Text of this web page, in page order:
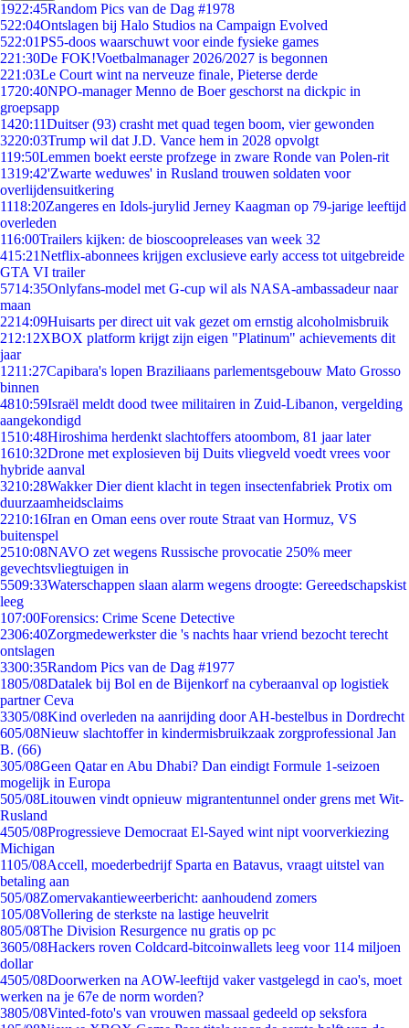
1922:45Random Pics van de Dag #1978
522:04Ontslagen bij Halo Studios na Campaign Evolved
522:01PS5-doos waarschuwt voor einde fysieke games
221:30De FOK!Voetbalmanager 2026/2027 is begonnen
221:03Le Court wint na nerveuze finale, Pieterse derde
1720:40NPO-manager Menno de Boer geschorst na dickpic in
groepsapp
1420:11Duitser (93) crasht met quad tegen boom, vier gewonden
3220:03Trump wil dat J.D. Vance hem in 2028 opvolgt
119:50Lemmen boekt eerste profzege in zware Ronde van Polen-rit
1319:42'Zwarte weduwes' in Rusland trouwen soldaten voor
overlijdensuitkering
1118:20Zangeres en Idols-jurylid Jerney Kaagman op 79-jarige leeftijd
overleden
116:00Trailers kijken: de bioscoopreleases van week 32
415:21Netflix-abonnees krijgen exclusieve early access tot uitgebreide
GTA VI trailer
5714:35Onlyfans-model met G-cup wil als NASA-ambassadeur naar
maan
2214:09Huisarts per direct uit vak gezet om ernstig alcoholmisbruik
212:12XBOX platform krijgt zijn eigen "Platinum" achievements dit
jaar
1211:27Capibara's lopen Braziliaans parlementsgebouw Mato Grosso
binnen
4810:59Israël meldt dood twee militairen in Zuid-Libanon, vergelding
aangekondigd
1510:48Hiroshima herdenkt slachtoffers atoombom, 81 jaar later
1610:32Drone met explosieven bij Duits vliegveld voedt vrees voor
hybride aanval
3210:28Wakker Dier dient klacht in tegen insectenfabriek Protix om
duurzaamheidsclaims
2210:16Iran en Oman eens over route Straat van Hormuz, VS
buitenspel
2510:08NAVO zet wegens Russische provocatie 250% meer
gevechtsvliegtuigen in
5509:33Waterschappen slaan alarm wegens droogte: Gereedschapskist
leeg
107:00Forensics: Crime Scene Detective
2306:40Zorgmedewerkster die 's nachts haar vriend bezocht terecht
ontslagen
3300:35Random Pics van de Dag #1977
1805/08Datalek bij Bol en de Bijenkorf na cyberaanval op logistiek
partner Ceva
3305/08Kind overleden na aanrijding door AH-bestelbus in Dordrecht
605/08Nieuw slachtoffer in kindermisbruikzaak zorgprofessional Jan
B. (66)
305/08Geen Qatar en Abu Dhabi? Dan eindigt Formule 1-seizoen
mogelijk in Europa
505/08Litouwen vindt opnieuw migrantentunnel onder grens met Wit-
Rusland
4505/08Progressieve Democraat El-Sayed wint nipt voorverkiezing
Michigan
1105/08Accell, moederbedrijf Sparta en Batavus, vraagt uitstel van
betaling aan
505/08Zomervakantieweerbericht: aanhoudend zomers
105/08Vollering de sterkste na lastige heuvelrit
805/08The Division Resurgence nu gratis op pc
3605/08Hackers roven Coldcard-bitcoinwallets leeg voor 114 miljoen
dollar
4505/08Doorwerken na AOW-leeftijd vaker vastgelegd in cao's, moet
werken na je 67e de norm worden?
3805/08Vinted-foto's van vrouwen massaal gedeeld op seksfora